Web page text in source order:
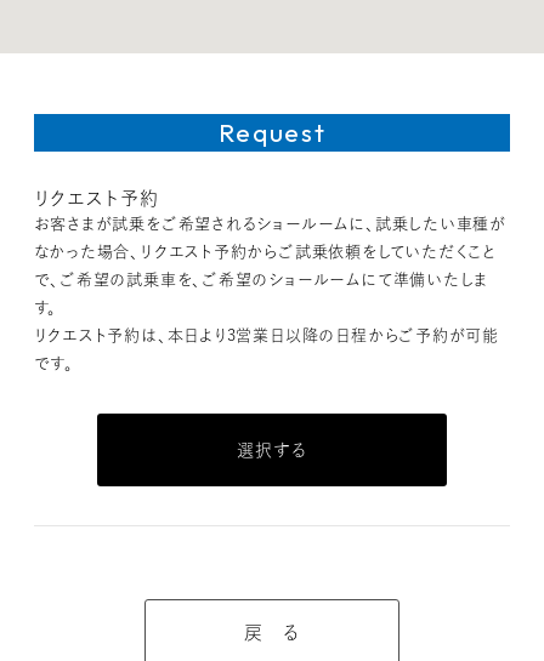
リクエスト予約
お客さまが試乗をご希望されるショールームに、試乗したい車種が
なかった場合、リクエスト予約からご試乗依頼をしていただくこと
で、ご希望の試乗車を、ご希望のショールームにて準備いたしま
す。
リクエスト予約は、本日より3営業日以降の日程からご予約が可能
です。
選択する
戻 る